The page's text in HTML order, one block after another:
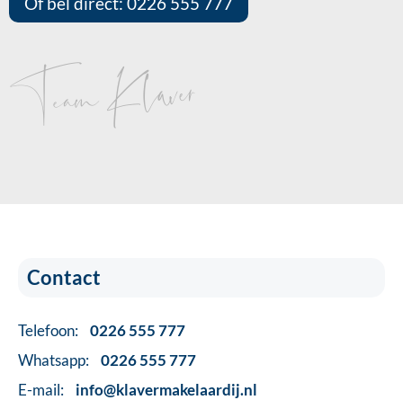
Team Klaver
Contact
Telefoon:
0226 555 777
Whatsapp:
0226 555 777
E-mail:
info@klavermakelaardij.nl